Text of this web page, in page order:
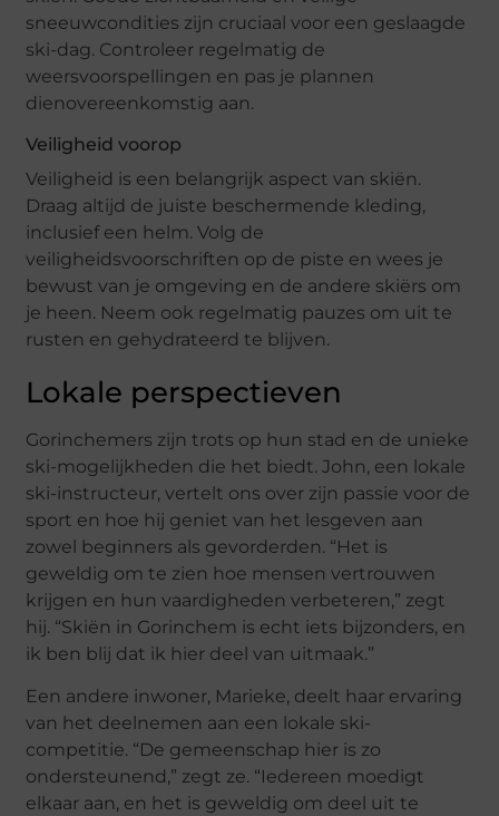
sneeuwcondities zijn cruciaal voor een geslaagde
ski-dag. Controleer regelmatig de
weersvoorspellingen en pas je plannen
dienovereenkomstig aan.
Veiligheid voorop
Veiligheid is een belangrijk aspect van skiën.
Draag altijd de juiste beschermende kleding,
inclusief een helm. Volg de
veiligheidsvoorschriften op de piste en wees je
bewust van je omgeving en de andere skiërs om
je heen. Neem ook regelmatig pauzes om uit te
rusten en gehydrateerd te blijven.
Lokale perspectieven
Gorinchemers zijn trots op hun stad en de unieke
ski-mogelijkheden die het biedt. John, een lokale
ski-instructeur, vertelt ons over zijn passie voor de
sport en hoe hij geniet van het lesgeven aan
zowel beginners als gevorderden. “Het is
geweldig om te zien hoe mensen vertrouwen
krijgen en hun vaardigheden verbeteren,” zegt
hij. “Skiën in Gorinchem is echt iets bijzonders, en
ik ben blij dat ik hier deel van uitmaak.”
Een andere inwoner, Marieke, deelt haar ervaring
van het deelnemen aan een lokale ski-
competitie. “De gemeenschap hier is zo
ondersteunend,” zegt ze. “Iedereen moedigt
elkaar aan, en het is geweldig om deel uit te